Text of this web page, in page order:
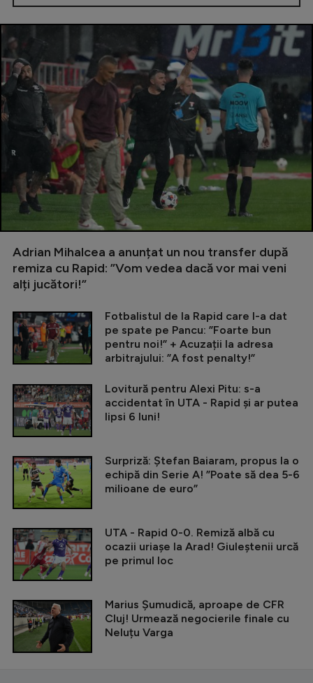
Adrian Mihalcea a anunțat un nou transfer după
remiza cu Rapid: ”Vom vedea dacă vor mai veni
alți jucători!”
Fotbalistul de la Rapid care l-a dat
pe spate pe Pancu: ”Foarte bun
pentru noi!” + Acuzații la adresa
arbitrajului: ”A fost penalty!”
Lovitură pentru Alexi Pitu: s-a
accidentat în UTA - Rapid și ar putea
lipsi 6 luni!
Surpriză: Ștefan Baiaram, propus la o
echipă din Serie A! ”Poate să dea 5-6
milioane de euro”
UTA - Rapid 0-0. Remiză albă cu
ocazii uriașe la Arad! Giuleștenii urcă
pe primul loc
Marius Șumudică, aproape de CFR
Cluj! Urmează negocierile finale cu
Neluțu Varga